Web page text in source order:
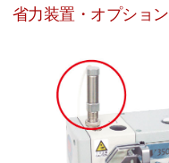
省力装置・オプション